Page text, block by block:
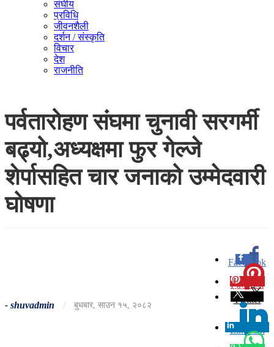
संघीय
प्रविधि
जीवनशैली
दर्शन / संस्कृति
विचार
देश
राजनीति
पर्वतारोहण संघमा चुनावी सरगर्मी
बढ्यो,अध्यक्षमा फुर गेल्जे
शेर्पासहित चार जनाको उम्मेदवारी
घोषणा
- shuvadmin / बुधबार, साउन १५, २०८२
Facebook
0
Pinterest
Twitter
Linkedin
0